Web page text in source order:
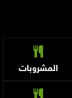
المشروبات